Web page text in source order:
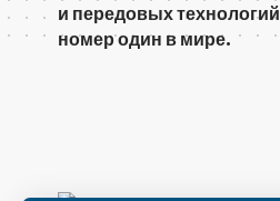
и передовых технологий
номер один в мире.